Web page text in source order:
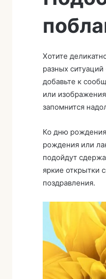
Хотите
разных
добавьте к
или
запомнится
Ко дню рождения
рождения или
подойдут
яркие открытки
поздравления.